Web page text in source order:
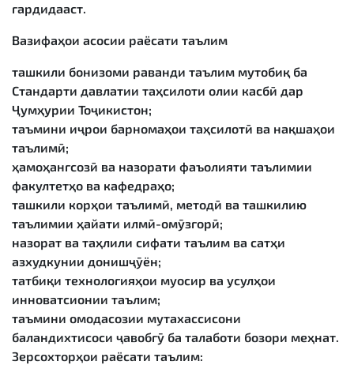
гардидааст.
Вазифаҳои асосии раёсати таълим
ташкили бонизоми раванди таълим мутобиқ ба
Стандарти давлатии таҳсилоти олии касбӣ дар
Ҷумҳурии Тоҷикистон;
таъмини иҷрои барномаҳои таҳсилотӣ ва нақшаҳои
таълимӣ;
ҳамоҳангсозӣ ва назорати фаъолияти таълимии
факултетҳо ва кафедраҳо;
ташкили корҳои таълимӣ, методӣ ва ташкилию
таълимии ҳайати илмӣ-омӯзгорӣ;
назорат ва таҳлили сифати таълим ва сатҳи
азхудкунии донишҷӯён;
татбиқи технологияҳои муосир ва усулҳои
инноватсионии таълим;
таъмини омодасозии мутахассисони
баландихтисоси ҷавобгӯ ба талаботи бозори меҳнат.
Зерсохторҳои раёсати таълим: